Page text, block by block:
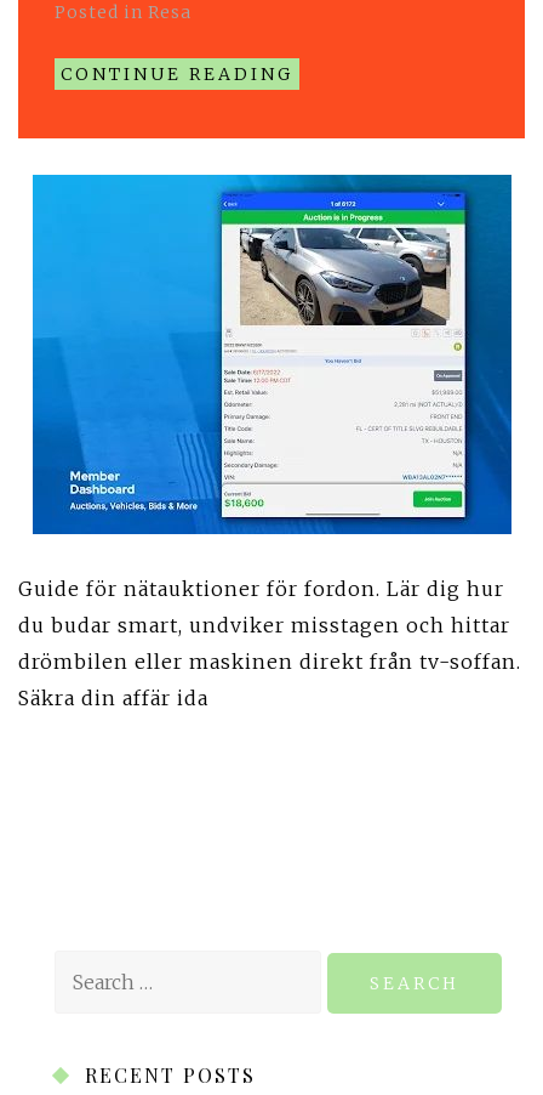
Posted in Resa
CONTINUE READING
Guide för nätauktioner för fordon. Lär dig hur
du budar smart, undviker misstagen och hittar
drömbilen eller maskinen direkt från tv-soffan.
Säkra din affär ida
RECENT POSTS